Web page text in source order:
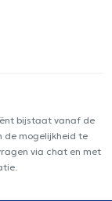
bijstaat vanaf de
de mogelijkheid te
via chat en met